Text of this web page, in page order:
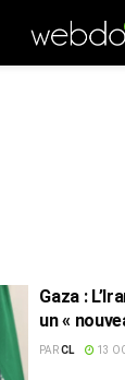
Gaza :
un «
PARCL 13